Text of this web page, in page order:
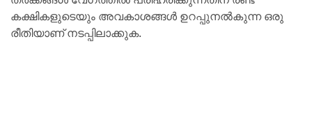
കക്ഷികളുടെയും അവകാശങ്ങൾ ഉറപ്പുനൽകുന്ന ഒരു
രീതിയാണ് നടപ്പിലാക്കുക.